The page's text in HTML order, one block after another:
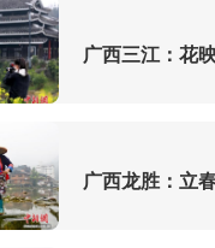
广西三江：花
广西龙胜：立